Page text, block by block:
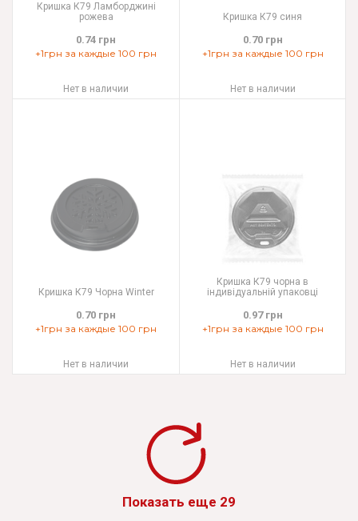
Кришка К79 Ламборджині
рожева
0.74 грн
+1грн за каждые 100 грн
Нет в наличии
Кришка К79 синя
0.70 грн
+1грн за каждые 100 грн
Нет в наличии
Кришка К79 Чорна Winter
0.70 грн
+1грн за каждые 100 грн
Нет в наличии
Кришка К79 чорна в
індивідуальній упаковці
0.97 грн
+1грн за каждые 100 грн
Нет в наличии
Показать еще 29